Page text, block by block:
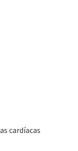
cardíacas